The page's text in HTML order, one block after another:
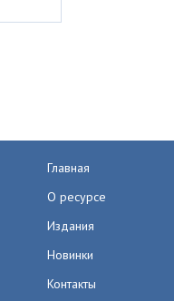
Главная
О ресурсе
Издания
Новинки
Контакты